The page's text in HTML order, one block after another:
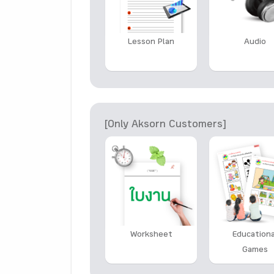
Lesson Plan Audio
[Only Aksorn Customers]
Worksheet
Games